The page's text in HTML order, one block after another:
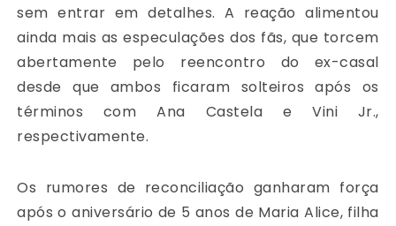
sem entrar em detalhes. A reação alimentou
ainda mais as especulações dos fãs, que torcem
abertamente pelo reencontro do ex-casal
desde que ambos ficaram solteiros após os
términos com Ana Castela e Vini Jr.,
respectivamente.
Os rumores de reconciliação ganharam força
após o aniversário de 5 anos de Maria Alice, filha